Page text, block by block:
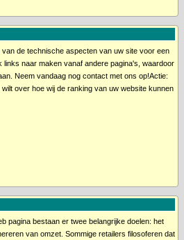
de technische aspecten van uw site voor een
naar maken vanaf andere pagina's, waardoor
Neem vandaag nog contact met ons op!Actie:
over hoe wij de ranking van uw website kunnen
pagina bestaan er twee belangrijke doelen: het
van omzet. Sommige retailers filosoferen dat